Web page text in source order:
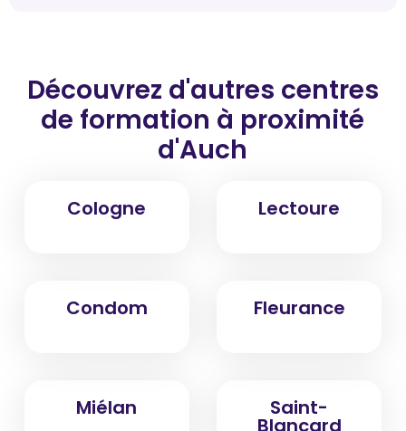
Découvrez d'autres centres
de formation à proximité
d'Auch
Cologne Lectoure
Condom Fleurance
Miélan Saint-
Blancard